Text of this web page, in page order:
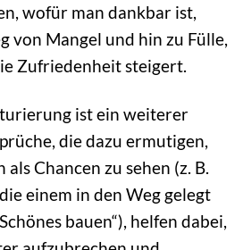
wofür man dankbar ist,
von Mangel und hin zu Fülle,
Zufriedenheit steigert.
ist ein weiterer
die dazu ermutigen,
Chancen zu sehen (z. B.
einem in den Weg gelegt
bauen“), helfen dabei,